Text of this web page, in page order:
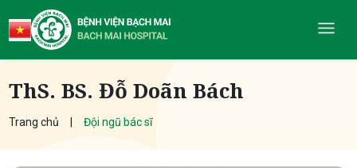
ThS. BS. Đỗ Doãn Bách
Trang chủ Đội ngũ bác sĩ